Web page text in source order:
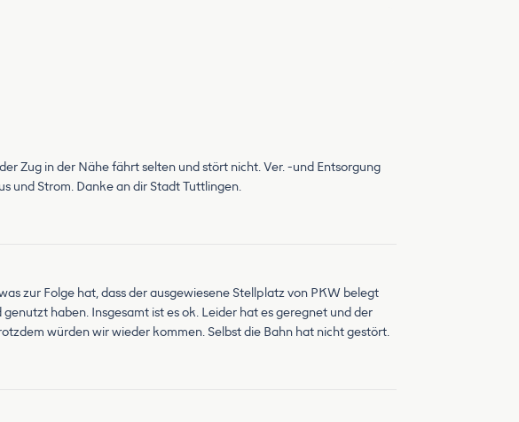
Zug in der Nähe fährt selten und stört nicht. Ver. -und Entsorgung
und Strom. Danke an dir Stadt Tuttlingen.
zur Folge hat, dass der ausgewiesene Stellplatz von PKW belegt
haben. Insgesamt ist es ok. Leider hat es geregnet und der
würden wir wieder kommen. Selbst die Bahn hat nicht gestört.